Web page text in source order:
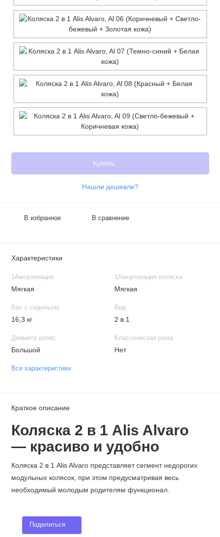
Купить
Нашли дешевле?
В избранное В сравнение
Характеристики
1Амортизация
Мягкая
1Амортизация коляски
Мягкая
Вес с сиденьем
16,3 кг
Вид
2 в 1
Диаметр колес
Большой
Классическая рама
Нет
Все характеристики
Краткое описание
Коляска 2 в 1 Alis Alvaro
— красиво и удобно
Коляска 2 в 1 Alis Alvaro представляет сегмент недорогих
модульных колясок, при этом предусматривая весь
необходимый молодым родителям функционал.
Поделиться